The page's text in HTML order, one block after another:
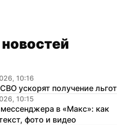
10:16
ускорят получение льгот
10:15
в «Макс»: как
фото и видео